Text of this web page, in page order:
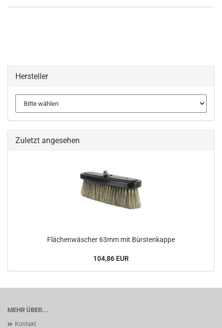
Hersteller
Zuletzt angesehen
Flächenwäscher 63mm mit Bürstenkappe
104,86 EUR
MEHR ÜBER...
Kontakt